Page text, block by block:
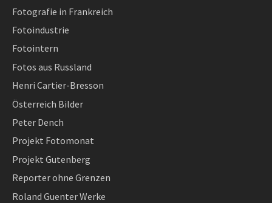
Fotografie in Frankreich
Fotoindustrie
Fotointern
Fotos aus Russland
Henri Cartier-Bresson
Österreich Bilder
Peter Dench
Projekt Fotomonat
Projekt Gutenberg
Reporter ohne Grenzen
Roland Guenter Werke